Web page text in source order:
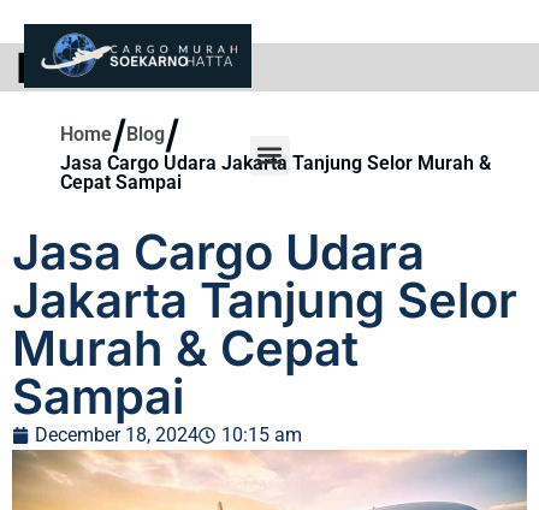
BLOG
Home/Blog/
Jasa Cargo Udara Jakarta Tanjung Selor Murah &
Cepat Sampai
Jasa Cargo Udara
Jakarta Tanjung Selor
Murah & Cepat
Sampai
December 18, 2024 10:15 am